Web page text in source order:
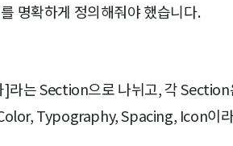
명확하게 정의해줘야 했습니다.
]라는 Section으로 나뉘고, 각
Typography, Spacing, Icon이